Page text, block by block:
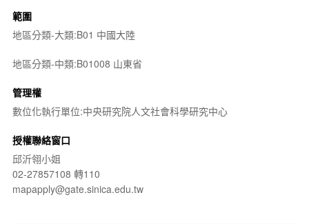
範圍
地區分類-大類:B01 中國大陸
地區分類-中類:B01008 山東省
管理權
數位化執行單位:中央研究院人文社會科學研究中心
授權聯絡窗口
邱沂翎小姐
02-27857108 轉110
mapapply@gate.sinica.edu.tw